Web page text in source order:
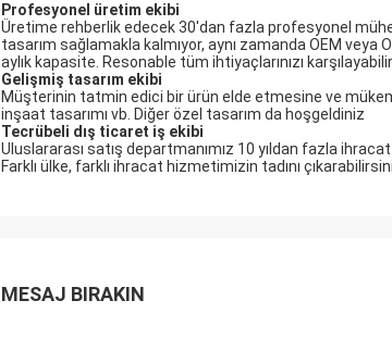
Profesyonel üretim ekibi
Üretime rehberlik edecek 30'dan fazla profesyonel
tasarım sağlamakla kalmıyor, aynı zamanda OEM
aylık kapasite. Resonable tüm ihtiyaçlarınızı
Gelişmiş tasarım ekibi
Müşterinin tatmin edici bir ürün elde etmesine ve
inşaat tasarımı vb. Diğer özel tasarım da hoşgeldiniz
Tecrübeli dış ticaret iş ekibi
Uluslararası satış departmanımız 10 yıldan fazla
Farklı ülke, farklı ihracat hizmetimizin tadını
MESAJ BIRAKIN